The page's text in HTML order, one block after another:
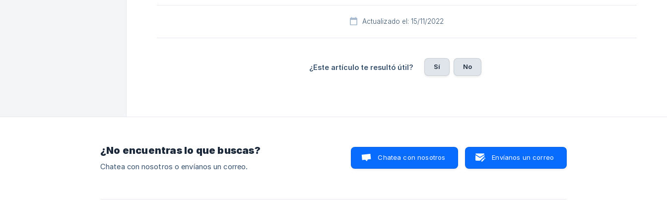
Actualizado el: 15/11/2022
¿Este artículo te resultó útil? Sí No
¿No encuentras lo que buscas?
Chatea con nosotros o envíanos un correo.
Chatea con nosotros Envíanos un correo